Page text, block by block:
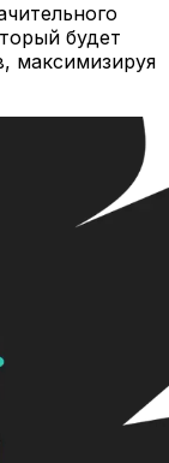
будет
максимизируя